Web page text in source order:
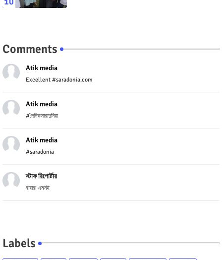
Comments
Atik media
Excellent #saradonia.com
Atik media
#দৈনিকসারাদুনিয়া
Atik media
#saradonia
স্টাফ রিপোর্টার
বাবারা এমনই
Labels